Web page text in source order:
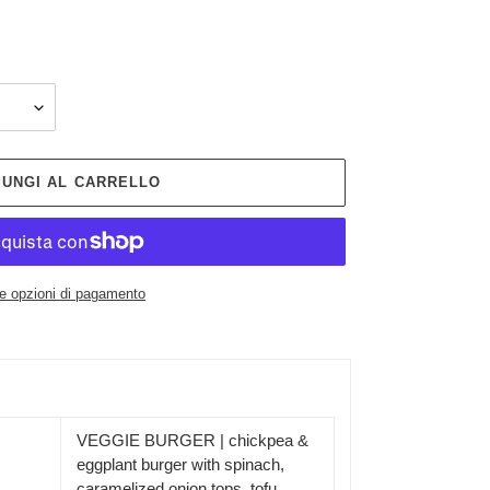
AL CARRELLO
opzioni di pagamento
VEGGIE BURGER | chickpea &
eggplant burger with spinach,